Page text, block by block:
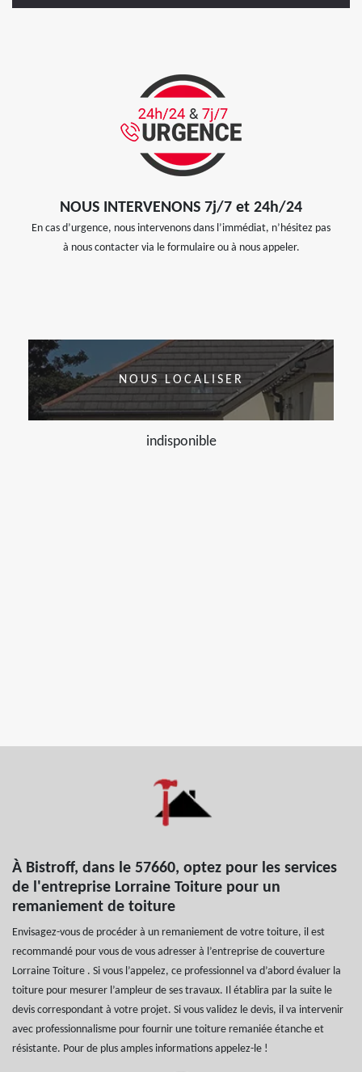
NOUS INTERVENONS 7j/7 et 24h/24
En cas d’urgence, nous intervenons dans l’immédiat, n’hésitez pas
à nous contacter via le formulaire ou à nous appeler.
NOUS LOCALISER
indisponible
À Bistroff, dans le 57660, optez pour les services
de l'entreprise Lorraine Toiture pour un
remaniement de toiture
Envisagez-vous de procéder à un remaniement de votre toiture, il est
recommandé pour vous de vous adresser à l’entreprise de couverture
Lorraine Toiture . Si vous l’appelez, ce professionnel va d’abord évaluer la
toiture pour mesurer l’ampleur de ses travaux. Il établira par la suite le
devis correspondant à votre projet. Si vous validez le devis, il va intervenir
avec professionnalisme pour fournir une toiture remaniée étanche et
résistante. Pour de plus amples informations appelez-le !